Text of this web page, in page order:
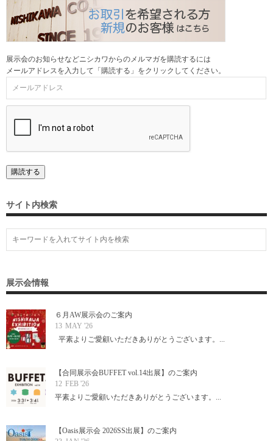
展示会のお知らせなどニシカワからのメルマガを購読するには
メールアドレスを入力して「購読する」をクリックしてください。
サイト内検索
展示会情報
６月AW展示会のご案内
13 MAY '26
平素よりご愛顧いただきありがとうございます。...
【合同展示会BUFFET vol.14出展】のご案内
12 FEB '26
平素よりご愛顧いただきありがとうございます。...
【Oasis展示会 2026SS出展】のご案内